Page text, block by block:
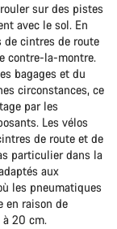
sur des pistes
avec le sol. En
de cintres de route
contre-la-montre.
bagages et du
circonstances, ce
par les
Les vélos
de route et de
particulier dans la
aux
les pneumatiques
en raison de
à 20 cm.